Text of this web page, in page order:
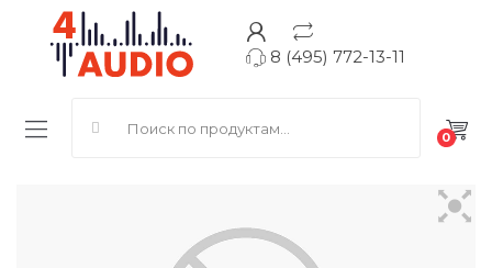
8 (495) 772-13-11
0